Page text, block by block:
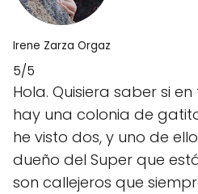
Irene Zarza Orgaz
5/5
Hola. Quisiera saber si
hay una colonia de
he visto dos, y uno de
dueño del Super que
son callejeros que